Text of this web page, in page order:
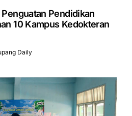
Pendidikan
10 Kampus Kedokteran
Daily